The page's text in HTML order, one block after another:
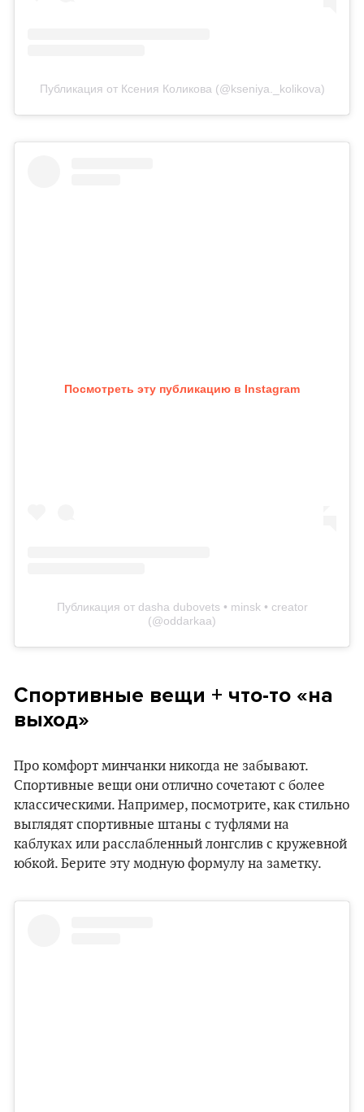
Публикация от Ксения Коликова (@kseniya._kolikova)
Посмотреть эту публикацию в Instagram
Публикация от dasha dubovets • minsk • creator
(@oddarkaa)
Спортивные вещи + что-то «на
выход»
Про комфорт минчанки никогда не забывают.
Спортивные вещи они отлично сочетают с более
классическими. Например, посмотрите, как стильно
выглядят спортивные штаны с туфлями на
каблуках или расслабленный лонгслив с кружевной
юбкой. Берите эту модную формулу на заметку.